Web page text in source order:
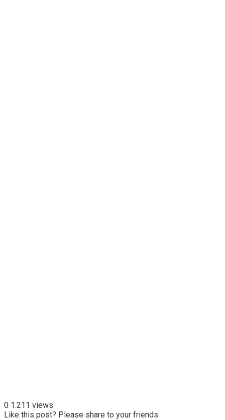
0 1.211 views
Like this post? Please share to your friends: